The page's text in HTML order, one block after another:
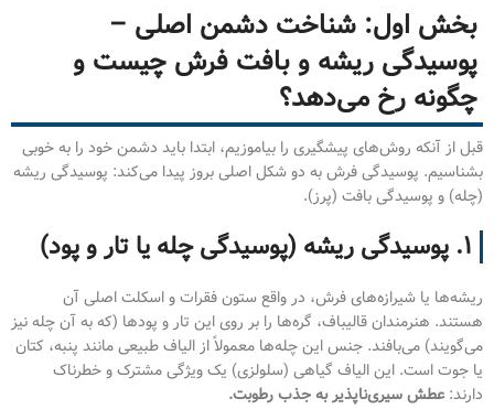
بخش اول: شناخت دشمن اصلی –
پوسیدگی ریشه و بافت فرش چیست و
چگونه رخ می‌دهد؟
قبل از آنکه روش‌های پیشگیری را بیاموزیم، ابتدا باید دشمن خود را به خوبی
بشناسیم. پوسیدگی فرش به دو شکل اصلی بروز پیدا می‌کند: پوسیدگی ریشه
(چله) و پوسیدگی بافت (پرز).
۱. پوسیدگی ریشه (پوسیدگی چله یا تار و پود)
ریشه‌ها یا شیرازه‌های فرش، در واقع ستون فقرات و اسکلت اصلی آن
هستند. هنرمندان قالیباف، گره‌ها را بر روی این تار و پودها (که به آن چله نیز
می‌گویند) می‌بافند. جنس این چله‌ها معمولاً از الیاف طبیعی مانند پنبه، کتان
یا جوت است. این الیاف گیاهی (سلولزی) یک ویژگی مشترک و خطرناک
دارند: عطش سیری‌ناپذیر به جذب رطوبت.